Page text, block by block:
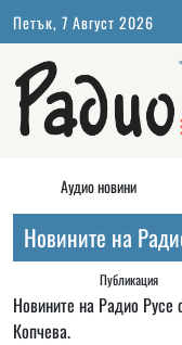
Петък, 7 Август 2026
Аудио новини
Новините на
Публикация
Новините на Радио Русе
Копчева.